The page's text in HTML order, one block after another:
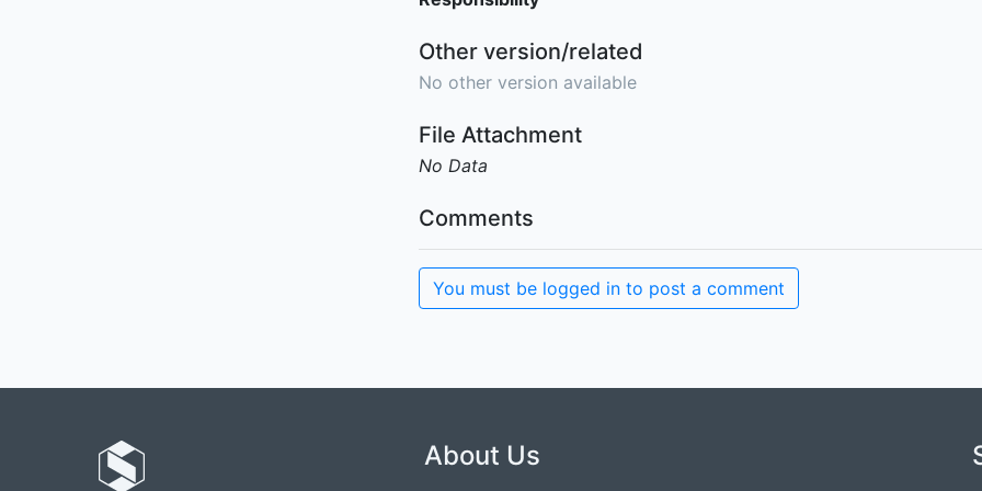
Other version/related
No other version available
File Attachment
No Data
Comments
You must be logged in to post a comment
About Us